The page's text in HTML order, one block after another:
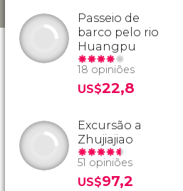
Passeio de
barco pelo rio
Huangpu
18 opiniões
US$22,8
Excursão a
Zhujiajiao
51 opiniões
US$97,2